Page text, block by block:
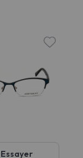
Essayer